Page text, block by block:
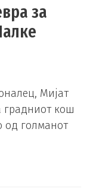
за
Мијат
градниот кош
од голманот